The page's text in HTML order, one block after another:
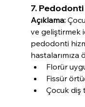
7.
Açıklama:
ve geliştirmek
pedodonti
hastalarımıza
Florür
Fissür
Çocuk diş